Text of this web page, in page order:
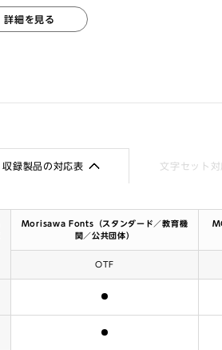
詳細を見る
収録製品の対応表 文字セット対
Morisawa Fonts（スタンダード／教育機
関／公共団体）
OTF